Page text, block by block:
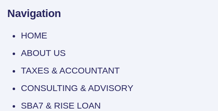
Navigation
HOME
ABOUT US
TAXES & ACCOUNTANT
CONSULTING & ADVISORY
SBA7 & RISE LOAN